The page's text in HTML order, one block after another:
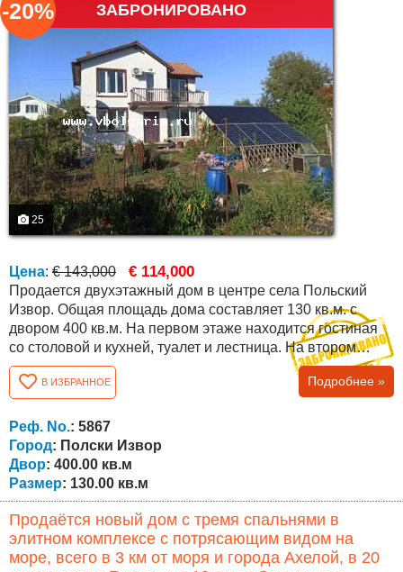
ЗАБРОНИРОВАНО
25
-20%
Цена: € 143,000 € 114,000
Продается двухэтажный дом в центре села Польский
Извор. Общая площадь дома составляет 130 кв.м. с
двором 400 кв.м. На первом этаже находится гостиная
со столовой и кухней, туалет и лестница. На втором
этаже имеются две спальни и ванная комната с
туалетом. Весь дом снаружи гидроизолирован,
отапливается камином с водяной рубашкой и
радиаторами, санитарные узлы подключены к
центральной канализации. Во дворе также
установлена...
В ИЗБРАННОЕ Подробнее »
Реф. No.: 5867
Город: Полски Извор
Двор: 400.00 кв.м
Размер: 130.00 кв.м
Продаётся новый дом с тремя спальнями в
элитном комплексе с потрясающим видом на
море, всего в 3 км от моря и города Ахелой, в 20